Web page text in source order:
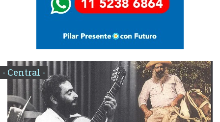
- Central -